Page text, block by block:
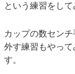
という練習をして
カップの数セン
外す練習もやっ
す。